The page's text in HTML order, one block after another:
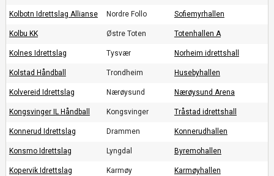
Kolbotn Idrettslag Allianse Nordre Follo Sofiemyrhallen
Kolbu KK Østre Toten Totenhallen A
Kolnes Idrettslag Tysvær Norheim idrettshall
Kolstad Håndball Trondheim Husebyhallen
Kolvereid Idrettslag Nærøysund Nærøysund Arena
Kongsvinger IL Håndball Kongsvinger Tråstad idrettshall
Konnerud Idrettslag Drammen Konnerudhallen
Konsmo Idrettslag Lyngdal Byremohallen
Kopervik Idrettslag Karmøy Karmøyhallen